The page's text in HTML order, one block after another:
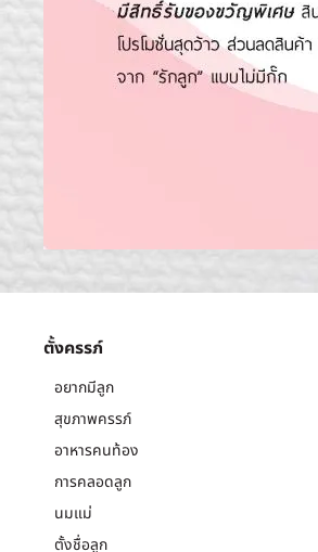
ตั้งครรภ์
อยากมีลูก
สุขภาพครรภ์
อาหารคนท้อง
การคลอดลูก
นมแม่
ตั้งชื่อลูก